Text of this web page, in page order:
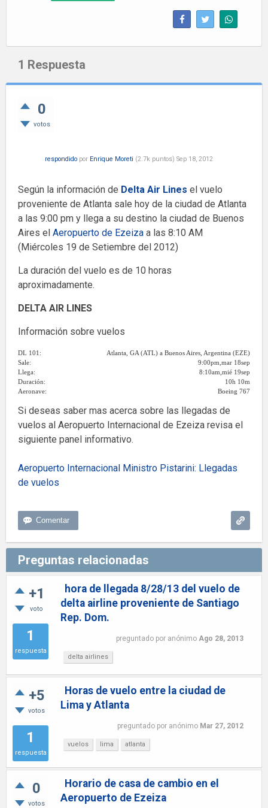
1 Respuesta
0
votos
respondido por Enrique Moreti (2.7k puntos) Sep 18, 2012
Según la información de Delta Air Lines el vuelo
proveniente de Atlanta sale hoy de la ciudad de Atlanta
a las 9:00 pm y llega a su destino la ciudad de Buenos
Aires el Aeropuerto de Ezeiza a las 8:10 AM
(Miércoles 19 de Setiembre del 2012)
La duración del vuelo es de 10 horas
aproximadamente.
DELTA AIR LINES
Información sobre vuelos
DL 101:
Atlanta, GA (ATL) a Buenos Aires, Argentina (EZE)
Sale:
9:00pm,mar 18sep
Llega:
8:10am,mié 19sep
Duración:
10h 10m
Aeronave:
Boeing 767
Si deseas saber mas acerca sobre las llegadas de
vuelos al Aeropuerto Internacional de Ezeiza revisa el
siguiente panel informativo.
Aeropuerto Internacional Ministro Pistarini: Llegadas
de vuelos
Preguntas relacionadas
+1
voto
1
respuesta
hora de llegada 8/28/13 del vuelo de
delta airline proveniente de Santiago
Rep. Dom.
preguntado por anónimo Ago 28, 2013
delta airlines
+5
votos
1
respuesta
Horas de vuelo entre la ciudad de
Lima y Atlanta
preguntado por anónimo Mar 27, 2012
vuelos lima atlanta
0
votos
Horario de casa de cambio en el
Aeropuerto de Ezeiza